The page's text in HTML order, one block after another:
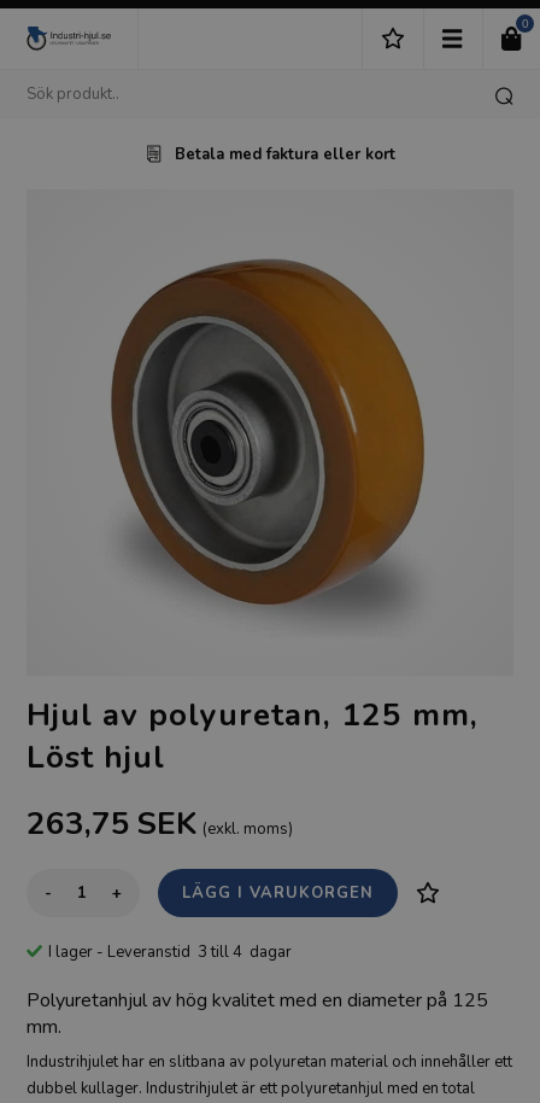
0
Betala med faktura eller kort
Hjul av polyuretan, 125 mm,
Löst hjul
263,75 SEK (exkl. moms)
- +
I lager - Leveranstid 3 till 4 dagar
Polyuretanhjul av hög kvalitet med en diameter på 125
mm.
Industrihjulet har en slitbana av polyuretan material och innehåller ett
dubbel kullager. Industrihjulet är ett polyuretanhjul med en total